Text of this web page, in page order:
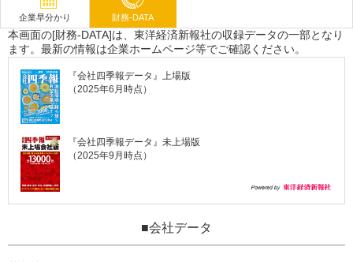
企業早分かり 財務-DATA
本画面の[財務-DATA]は、東洋経済新報社の収録データの一部となり
ます。最新の情報は企業ホームページ等でご確認ください。
『会社四季報データ』上場版
（2025年6月時点）
『会社四季報データ』未上場版
（2025年9月時点）
■会社データ